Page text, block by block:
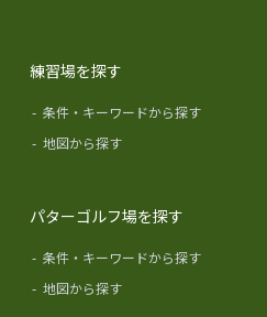
練習場を探す
- 条件・キーワードから探す
- 地図から探す
パターゴルフ場を探す
- 条件・キーワードから探す
- 地図から探す